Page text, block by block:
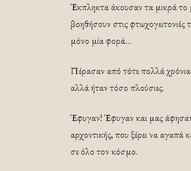
Έκπληκτα άκουσαν τα μικρά το
βοηθήσουν στις φτωχογειτονιές
μόνο μία φορά…
Πέρασαν από τότε πολλά
αλλά ήταν τόσο πλούσιες.
Έφυγαν! Έφυγαν και μας άφησαν
αρχοντικής, που ξέρει να αγαπά
σε όλο τον κόσμο.